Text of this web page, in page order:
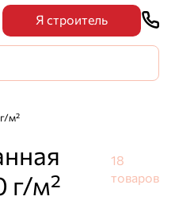
Я строитель
м²
г/м²
18
товаров